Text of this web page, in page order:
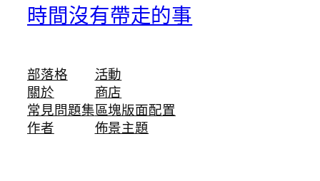
時間沒有帶走的事
部落格
關於
常見問題集
作者
活動
商店
區塊版面配置
佈景主題